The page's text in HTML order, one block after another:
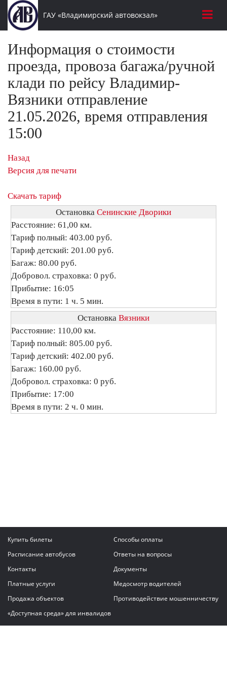
ГАУ «Владимирский автовокзал»
Информация о стоимости
проезда, провоза багажа/ручной
клади по рейсу Владимир-
Вязники отправление
21.05.2026, время отправления
15:00
Назад
Версия для печати
Скачать тариф
Остановка Сенинские Дворики
Расстояние: 61,00 км.
Тариф полный: 403.00 руб.
Тариф детский: 201.00 руб.
Багаж: 80.00 руб.
Добровол. страховка: 0 руб.
Прибытие: 16:05
Время в пути: 1 ч. 5 мин.
Остановка Вязники
Расстояние: 110,00 км.
Тариф полный: 805.00 руб.
Тариф детский: 402.00 руб.
Багаж: 160.00 руб.
Добровол. страховка: 0 руб.
Прибытие: 17:00
Время в пути: 2 ч. 0 мин.
Купить билеты
Способы оплаты
Расписание автобусов
Ответы на вопросы
Контакты
Документы
Платные услуги
Медосмотр водителей
Продажа объектов
Противодействие мошенничеству
«Доступная среда» для инвалидов